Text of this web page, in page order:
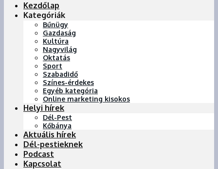
Kezdőlap
Kategóriák
Bűnügy
Gazdaság
Kultúra
Nagyvilág
Oktatás
Sport
Szabadidő
Színes-érdekes
Egyéb kategória
Online marketing kisokos
Helyi hírek
Dél-Pest
Kőbánya
Aktuális hírek
Dél-pestieknek
Podcast
Kapcsolat